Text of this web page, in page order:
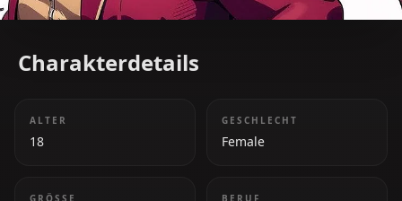
Charakterdetails
ALTER
18
GESCHLECHT
Female
GRÖSSE BERUF